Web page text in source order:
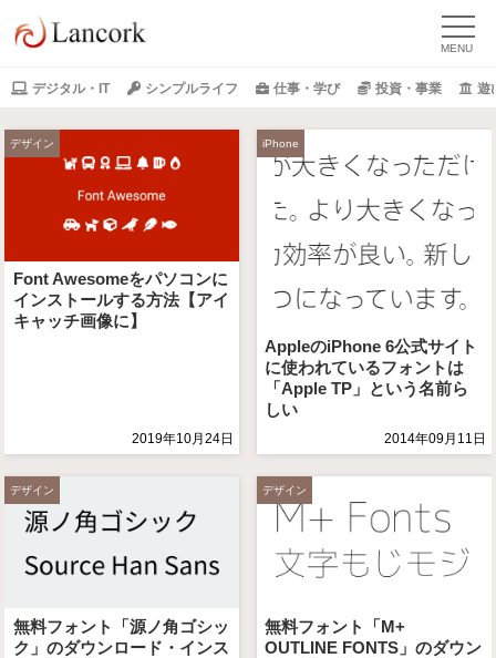
デジタル・IT シンプルライフ 仕事・学び 投資・事業 遊
デザイン
Font Awesomeをパソコンに
インストールする方法【アイ
キャッチ画像に】
2019年10月24日
iPhone
AppleのiPhone 6公式サイト
に使われているフォントは
「Apple TP」という名前ら
しい
2014年09月11日
デザイン
無料フォント「源ノ角ゴシッ
ク」のダウンロード・インス
デザイン
無料フォント「M+
OUTLINE FONTS」のダウン